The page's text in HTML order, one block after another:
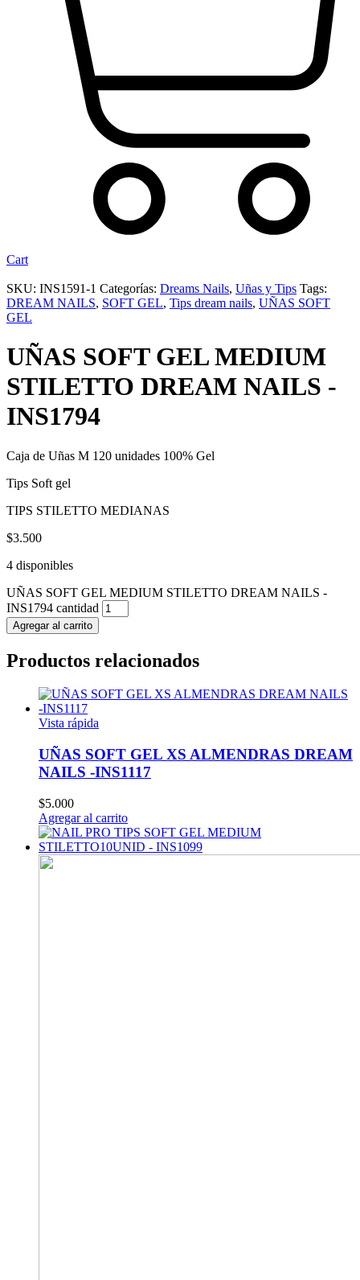
Cart
SKU: INS1591-1 Categorías: Dreams Nails, Uñas y Tips Tags:
DREAM NAILS, SOFT GEL, Tips dream nails, UÑAS SOFT
GEL
UÑAS SOFT GEL MEDIUM
STILETTO DREAM NAILS -
INS1794
Caja de Uñas M 120 unidades 100% Gel
Tips Soft gel
TIPS STILETTO MEDIANAS
$3.500
4 disponibles
UÑAS SOFT GEL MEDIUM STILETTO DREAM NAILS -
INS1794 cantidad
Agregar al carrito
Productos relacionados
Vista rápida
UÑAS SOFT GEL XS ALMENDRAS DREAM
NAILS -INS1117
$5.000
Agregar al carrito